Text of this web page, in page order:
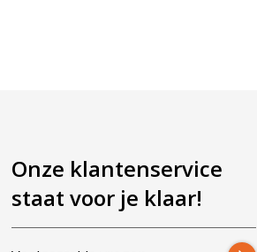
Onze klantenservice
staat voor je klaar!